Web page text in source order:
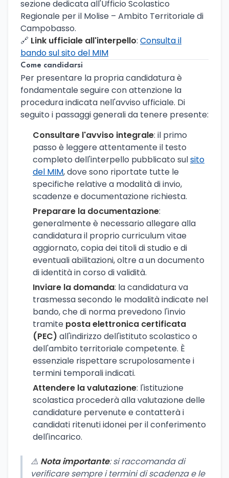
sezione dedicata all'Ufficio Scolastico
Regionale per il Molise – Ambito Territoriale di
Campobasso.
🔗 Link ufficiale all'interpello: Consulta il
bando sul sito del MIM
Come candidarsi
Per presentare la propria candidatura è
fondamentale seguire con attenzione la
procedura indicata nell'avviso ufficiale. Di
seguito i passaggi generali da tenere presente:
Consultare l'avviso integrale: il primo
passo è leggere attentamente il testo
completo dell'interpello pubblicato sulsito
del MIM, dove sono riportate tutte le
specifiche relative a modalità di invio,
scadenze e documentazione richiesta.
Preparare la documentazione:
generalmente è necessario allegare alla
candidatura il proprio curriculum vitae
aggiornato, copia dei titoli di studio e di
eventuali abilitazioni, oltre a un documento
di identità in corso di validità.
Inviare la domanda: la candidatura va
trasmessa secondo le modalità indicate nel
bando, che di norma prevedono l'invio
tramite posta elettronica certificata
(PEC) all'indirizzo dell'istituto scolastico o
dell'ambito territoriale competente. È
essenziale rispettare scrupolosamente i
termini temporali indicati.
Attendere la valutazione: l'istituzione
scolastica procederà alla valutazione delle
candidature pervenute e contatterà i
candidati ritenuti idonei per il conferimento
dell'incarico.
⚠️ Nota importante: si raccomanda di
verificare sempre i termini di scadenza e le